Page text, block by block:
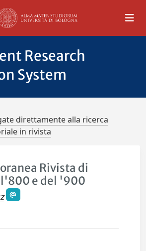
Research
System
direttamente alla ricerca
in rivista
Rivista di
e del '900